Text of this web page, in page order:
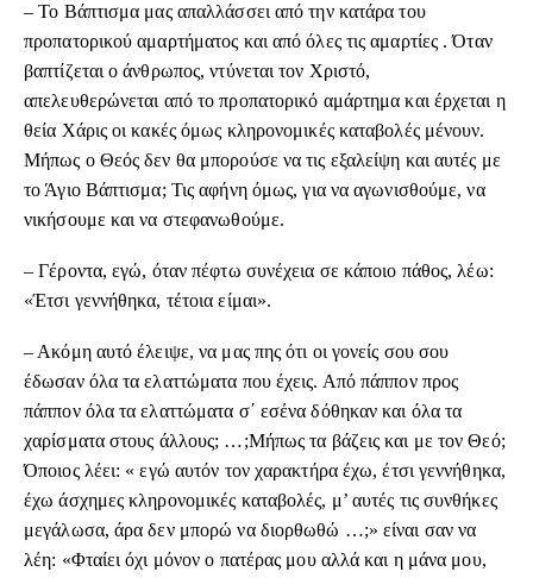
– Το Βάπτισμα μας απαλλάσσει από την κατάρα του
προπατορικού αμαρτήματος και από όλες τις αμαρτίες . Όταν
βαπτίζεται ο άνθρωπος, ντύνεται τον Χριστό,
απελευθερώνεται από το προπατορικό αμάρτημα και έρχεται η
θεία Χάρις οι κακές όμως κληρονομικές καταβολές μένουν.
Μήπως ο Θεός δεν θα μπορούσε να τις εξαλείψη και αυτές με
το Άγιο Βάπτισμα; Τις αφήνη όμως, για να αγωνισθούμε, να
νικήσουμε και να στεφανωθούμε.
– Γέροντα, εγώ, όταν πέφτω συνέχεια σε κάποιο πάθος, λέω:
«Έτσι γεννήθηκα, τέτοια είμαι».
– Ακόμη αυτό έλειψε, να μας πης ότι οι γονείς σου σου
έδωσαν όλα τα ελαττώματα που έχεις. Από πάππον προς
πάππον όλα τα ελαττώματα σ΄ εσένα δόθηκαν και όλα τα
χαρίσματα στους άλλους; …;Μήπως τα βάζεις και με τον Θεό;
Όποιος λέει: « εγώ αυτόν τον χαρακτήρα έχω, έτσι γεννήθηκα,
έχω άσχημες κληρονομικές καταβολές, μ’ αυτές τις συνθήκες
μεγάλωσα, άρα δεν μπορώ να διορθωθώ …;» είναι σαν να
λέη: «Φταίει όχι μόνον ο πατέρας μου αλλά και η μάνα μου,